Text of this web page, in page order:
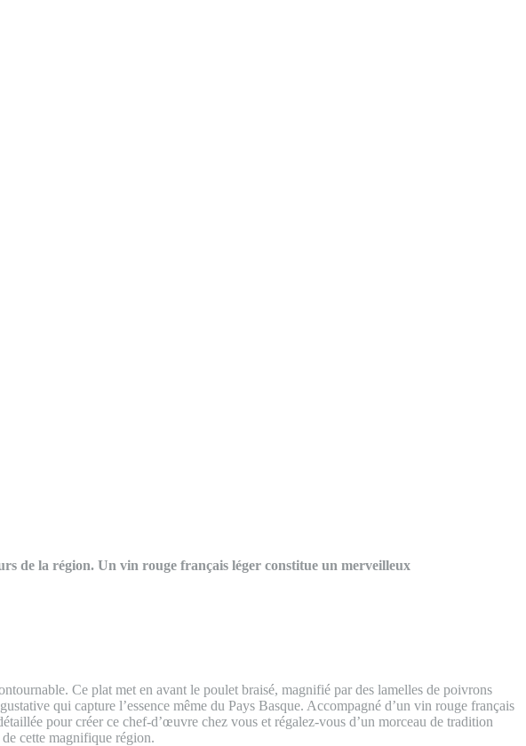
de la région. Un vin rouge français léger constitue un merveilleux
Ce plat met en avant le poulet braisé, magnifié par des lamelles de poivrons
qui capture l’essence même du Pays Basque. Accompagné d’un vin rouge français
pour créer ce chef-d’œuvre chez vous et régalez-vous d’un morceau de tradition
cette magnifique région.